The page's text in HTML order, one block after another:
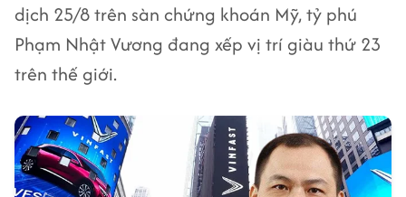
dịch 25/8 trên sàn chứng khoán Mỹ, tỷ phú
Phạm Nhật Vương đang xếp vị trí giàu thứ 23
trên thế giới.